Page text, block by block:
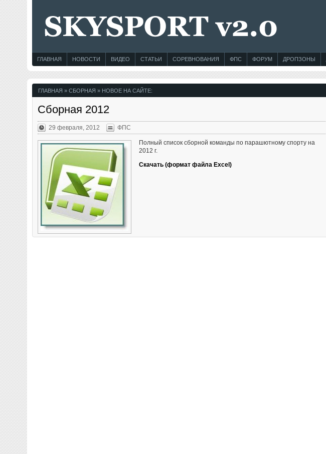
ГЛАВНАЯ НОВОСТИ ВИДЕО СТАТЬИ СОРЕВНОВАНИЯ ФПС ФОРУМ ДРОПЗОНЫ
ГЛАВНАЯ » СБОРНАЯ » НОВОЕ НА САЙТЕ:
Сборная 2012
29 февраля, 2012 ФПС
Полный список сборной команды по парашютному спорту на
2012 г.
Скачать (формат файла Excel)